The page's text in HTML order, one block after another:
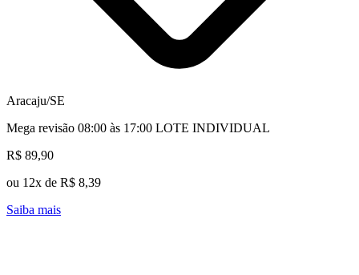
Aracaju/SE
Mega revisão 08:00 às 17:00 LOTE INDIVIDUAL
R$ 89,90
ou 12x de R$ 8,39
Saiba mais